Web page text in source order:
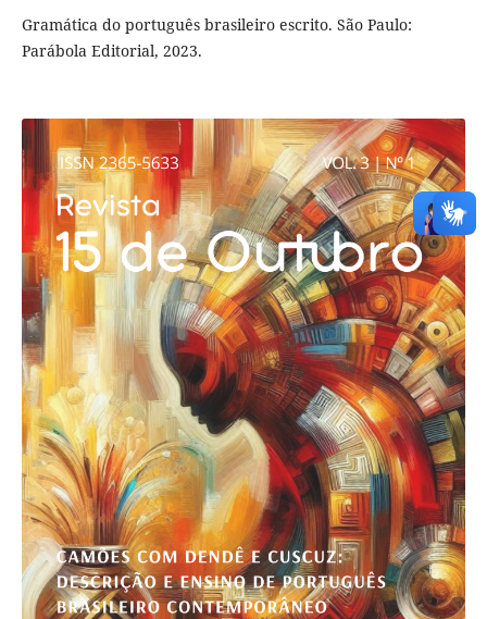
Gramática do português brasileiro escrito. São Paulo:
Parábola Editorial, 2023.